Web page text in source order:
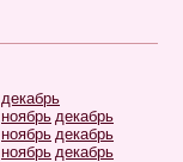
декабрь
ноябрь декабрь
ноябрь декабрь
ноябрь декабрь